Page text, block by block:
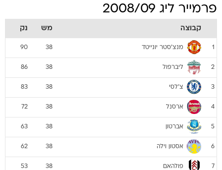
פרמייר ליג 2008/09
קבוצה מש נק
1 מנצ'סטר יונייטד 38
90
2 ליברפול 38
86
3 צ'לסי 38
83
4 ארסנל 38
72
5 אברטון 38
63
6 אסטון וילה 38
62
7 פולהאם 38
53